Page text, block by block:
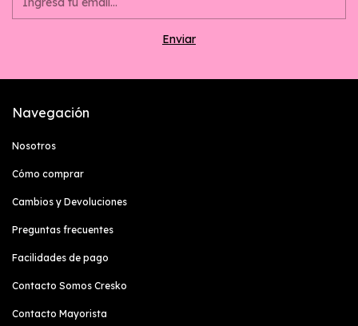
Navegación
Nosotros
Cómo comprar
Cambios y Devoluciones
Preguntas frecuentes
Facilidades de pago
Contacto Somos Cresko
Contacto Mayorista